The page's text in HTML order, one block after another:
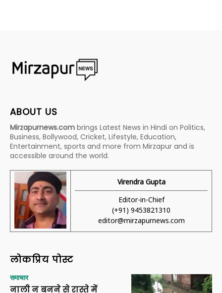
ABOUT US
Mirzapurnews.com brings Latest News in Hindi on Politics,
Business, Bollywood, Cricket, Lifestyle, Education,
Entertainment, sports and more from Mirzapur and is
accessible around the world.
Virendra Gupta
Editor-in-Chief
(+91) 9453821310
editor@mirzapurnews.com
लोकप्रिय पोस्ट
समाचार
नाली न बनने से रास्ते में